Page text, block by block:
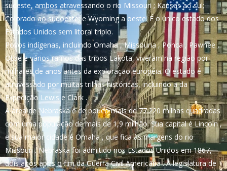
sudeste, ambos atravessando o rio Missouri ; Kansas ao sul;
Colorado ao sudoeste; e Wyoming a oeste. É o único estado dos
Estados Unidos sem litoral triplo.
Povos indígenas, incluindo Omaha , Missouria , Ponca , Pawnee ,
Otoe e vários ramos das tribos Lakota, viveram na região por
milhares de anos antes da exploração européia. O estado é
atravessado por muitas trilhas históricas, incluindo a da
Expedição Lewis e Clark .
A área de Nebraska é de pouco mais de 77.220 milhas quadradas
com uma população de mais de 1,9 milhão. Sua capital é Lincoln ,
e sua maior cidade é Omaha , que fica às margens do rio
Missouri . Nebraska foi admitido nos Estados Unidos em 1867,
dois anos após o fim da Guerra Civil Americana . A legislatura de